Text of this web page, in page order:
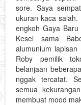
sore. Saya
ukuran kaca
engkoh Gaya
Kesel sama
alumunium
Roby pemilik
belanjaan
nggak tercatat.
semua
membuat mood